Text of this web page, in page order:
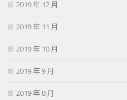
2019 年 12 月
2019 年 11 月
2019 年 10 月
2019 年 9 月
2019 年 8 月